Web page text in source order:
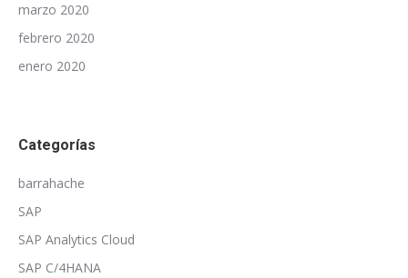
marzo 2020
febrero 2020
enero 2020
Categorías
barrahache
SAP
SAP Analytics Cloud
SAP C/4HANA